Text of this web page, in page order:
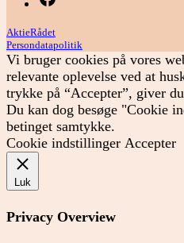
AktieRådet
Persondatapolitik
Vi bruger cookies på vores
relevante oplevelse ved at
trykke på “Accepter”, giver
Du kan dog besøge "Cookie
betinget samtykke.
Cookie indstillinger Accepter
Luk
Privacy Overview